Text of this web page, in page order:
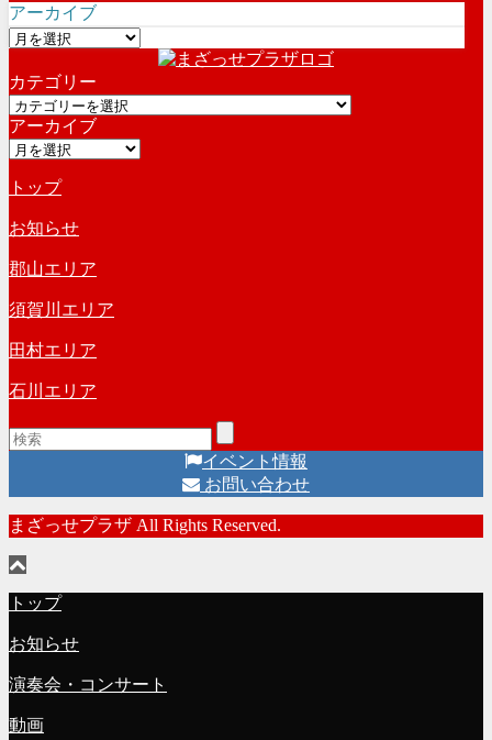
アーカイブ
ア
カ
イ
ブ
カテゴリー
カ
テ
ゴ
ー
アーカイブ
ア
カ
イ
ブ
トップ
お知らせ
郡山エリア
須賀川エリア
田村エリア
石川エリア
イベント情報
お問い合わせ
まざっせプラザ All Rights Reserved.
トップ
お知らせ
演奏会・コンサート
動画